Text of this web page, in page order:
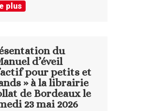
plus
du
d’éveil
pour petits et
» à la librairie
de Bordeaux le
23 mai 2026